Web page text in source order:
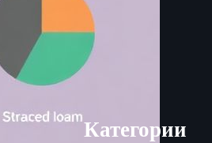
Категории